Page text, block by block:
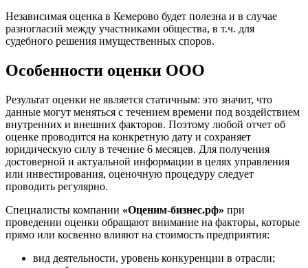
Независимая оценка в Кемерово будет полезна и в случае
разногласий между участниками общества, в т.ч. для
судебного решения имущественных споров.
Особенности оценки ООО
Результат оценки не является статичным: это значит, что
данные могут меняться с течением времени под воздействием
внутренних и внешних факторов. Поэтому любой отчет об
оценке проводится на конкретную дату и сохраняет
юридическую силу в течение 6 месяцев. Для получения
достоверной и актуальной информации в целях управления
или инвестирования, оценочную процедуру следует
проводить регулярно.
Специалисты компании «Оценим-бизнес.рф» при
проведении оценки обращают внимание на факторы, которые
прямо или косвенно влияют на стоимость предприятия:
вид деятельности, уровень конкуренции в отрасли;
Вольск
Воркута
Воскресенск
Всеволожск
Выборг
Выкса
Вязники
Вязьма
Вятские Поляны
Гатчина
Геленджик
Глазов